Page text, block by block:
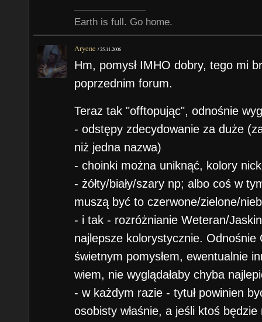
Earth is full. Go home.
Aryene /25.11.2006
Hm, pomysł IMHO dobry, tego mi
poprzednim forum.
Teraz tak "offtopując", odnośnie
- odstępy zdecydowanie za duże
niż jedna nazwa)
- choinki można uniknąć, kolory
- żółty/biały/szary np; albo coś w
muszą być to czerwone/zielone/
- i tak - rozróżnianie Weteran/
najlepsze kolorystycznie. Odnośnie
świetnym pomysłem, ewentualnie
wiem, nie wyglądałaby chyba
- w każdym razie - tytuł powinien
osobisty właśnie, a jeśli ktoś